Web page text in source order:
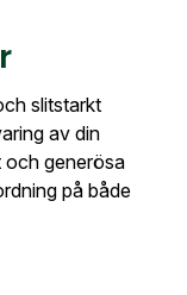
slitstarkt
av din
och generösa
på både
smidig
kontot är
vanligaste